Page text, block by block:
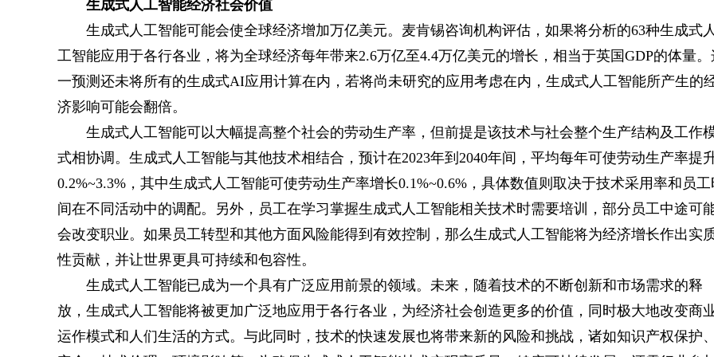
生成式人工智能经济社会价值
生成式人工智能可能会使全球经济增加万亿美元。麦肯锡咨询机构评估，如果将分析的63种生成式人
工智能应用于各行各业，将为全球经济每年带来2.6万亿至4.4万亿美元的增长，相当于英国GDP的体量。
一预测还未将所有的生成式AI应用计算在内，若将尚未研究的应用考虑在内，生成式人工智能所产生的
济影响可能会翻倍。
生成式人工智能可以大幅提高整个社会的劳动生产率，但前提是该技术与社会整个生产结构及工作
式相协调。生成式人工智能与其他技术相结合，预计在2023年到2040年间，平均每年可使劳动生产率提
0.2%~3.3%，其中生成式人工智能可使劳动生产率增长0.1%~0.6%，具体数值则取决于技术采用率和员工
间在不同活动中的调配。另外，员工在学习掌握生成式人工智能相关技术时需要培训，部分员工中途可
会改变职业。如果员工转型和其他方面风险能得到有效控制，那么生成式人工智能将为经济增长作出实
性贡献，并让世界更具可持续和包容性。
生成式人工智能已成为一个具有广泛应用前景的领域。未来，随着技术的不断创新和市场需求的释
放，生成式人工智能将被更加广泛地应用于各行各业，为经济社会创造更多的价值，同时极大地改变商
运作模式和人们生活的方式。与此同时，技术的快速发展也将带来新的风险和挑战，诸如知识产权保护、